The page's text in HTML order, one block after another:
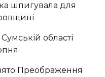
шпигувала для
області
Преображення